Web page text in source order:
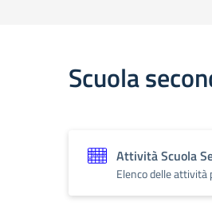
Scuola
Attività Scuola
Elenco delle attività